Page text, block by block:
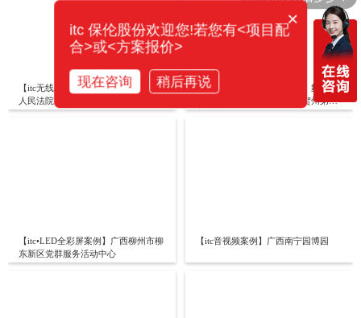
【itc无线会议、专业扩声案例】某市
人民法院
【itc会议扩声、LED显示屏、舞台灯
光、中控、矩阵案例】广西贺州第二
高级中学
【itc•LED全彩屏案例】广西柳州市柳
东新区党群服务活动中心
【itc音视频案例】广西南宁园博园
×
itc 保伦股份欢迎您!若您有<项目配
合>或<方案报价>
现在咨询 稍后再说